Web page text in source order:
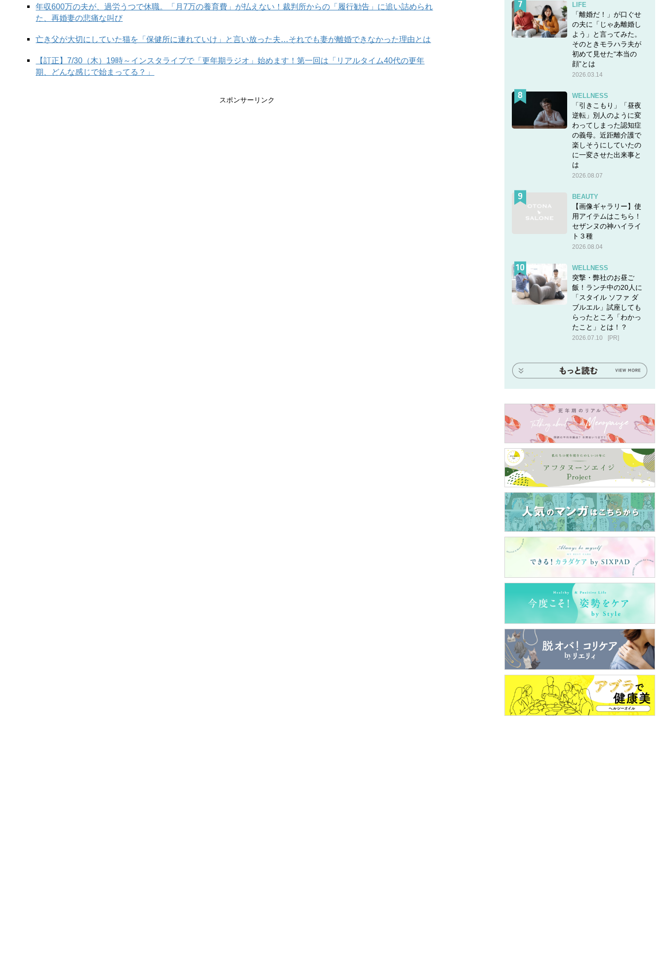
年収600万の夫が、過労うつで休職。「月7万の養育費」が払えない！裁判所からの「履行勧告」に追い詰められ
た、再婚妻の悲痛な叫び
亡き父が大切にしていた猫を「保健所に連れていけ」と言い放った夫…それでも妻が離婚できなかった理由とは
【訂正】7/30（木）19時～インスタライブで「更年期ラジオ」始めます！第一回は「リアルタイム40代の更年
期、どんな感じで始まってる？」
スポンサーリンク
LIFE
「離婚だ！」が口ぐせ
の夫に「じゃあ離婚し
よう」と言ってみた。
そのときモラハラ夫が
初めて見せた“本当の
顔”とは
2026.03.14
WELLNESS
「引きこもり」「昼夜
逆転」別人のように変
わってしまった認知症
の義母。近距離介護で
楽しそうにしていたの
に一変させた出来事と
は
2026.08.07
BEAUTY
【画像ギャラリー】使
用アイテムはこちら！
セザンヌの神ハイライ
ト３種
2026.08.04
WELLNESS
突撃・弊社のお昼ご
飯！ランチ中の20人に
「スタイル ソファ ダ
ブルエル」試座しても
らったところ「わかっ
たこと」とは！？
2026.07.10 [PR]